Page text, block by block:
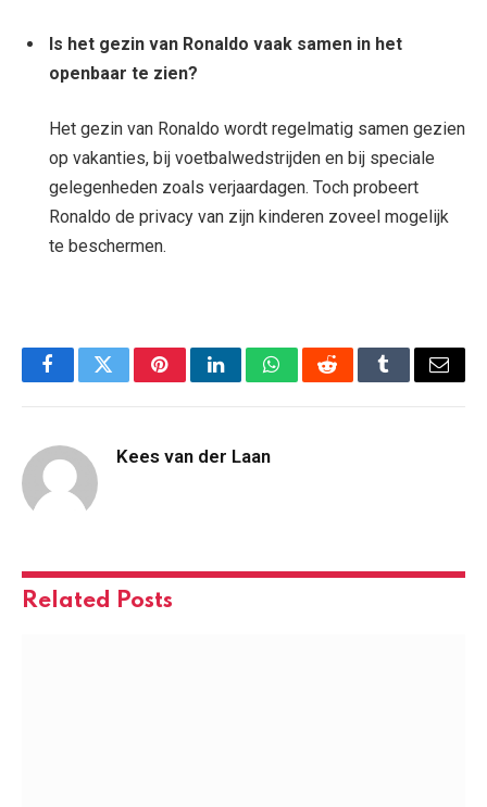
Is het gezin van Ronaldo vaak samen in het
openbaar te zien?
Het gezin van Ronaldo wordt regelmatig samen gezien
op vakanties, bij voetbalwedstrijden en bij speciale
gelegenheden zoals verjaardagen. Toch probeert
Ronaldo de privacy van zijn kinderen zoveel mogelijk
te beschermen.
FacebookTwitterPinterestLinkedInWhatsAppRedditTumblrEmail
Kees van der Laan
Related Posts